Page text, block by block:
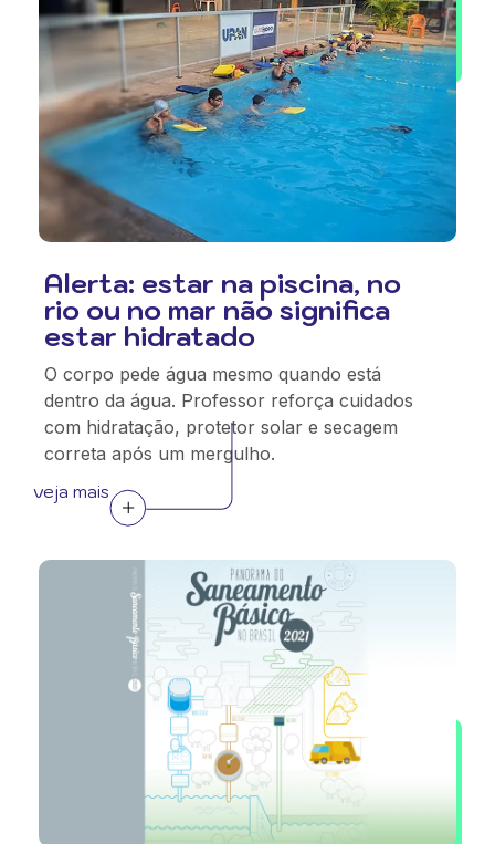
Alerta: estar na piscina, no
rio ou no mar não significa
estar hidratado
O corpo pede água mesmo quando está
dentro da água. Professor reforça cuidados
com hidratação, protetor solar e secagem
correta após um mergulho.
veja mais